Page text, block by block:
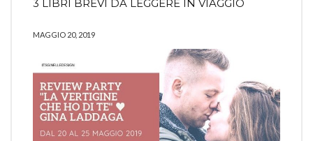
3 LIBRI BREVI DA LEGGERE IN VIAGGIO
MAGGIO 20, 2019